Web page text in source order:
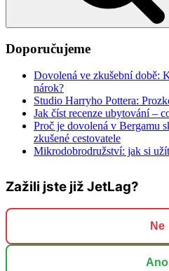
Doporučujeme
Dovolená ve zkušební době:
nárok?
Studio Harryho Pottera:
Jak číst recenze ubytování –
Proč je dovolená v Bergamu
zkušené cestovatele
Mikrodobrodružství: jak si
Zažili jste již JetLag?
Ne
Ano